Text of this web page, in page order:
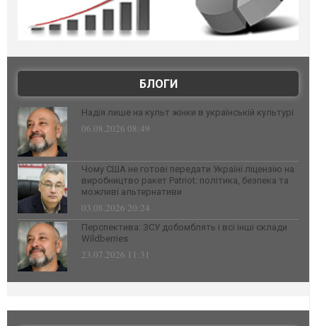
БЛОГИ
Надія лише на культ жінки в українській культурі
06.08.2026 08:49
Чому США не готові передати Україні ліцензію на
виробництво ракет Patriot: політика, безпека та
можливі альтернативи
03.08.2026 20:24
Перспектива: ЗСУ добомблять і всі інші склади
Wildberries
23.07.2026 11:31